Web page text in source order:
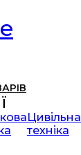
Цивільна
техніка